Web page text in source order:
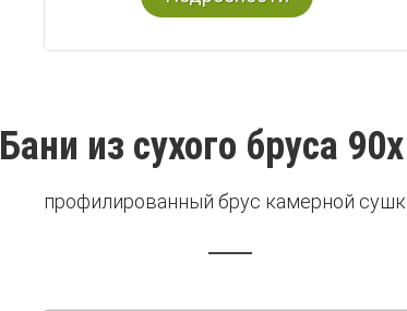
Бани из сухого бруса
профилированный брус камерной